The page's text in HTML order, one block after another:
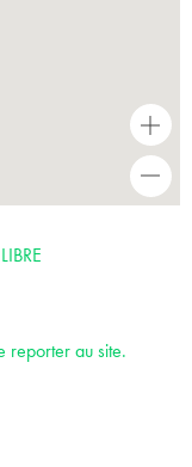
+
reporter au site.